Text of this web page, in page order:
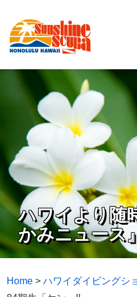
ハワイより随
かみニュース』
Home >ハワイダイビングシ